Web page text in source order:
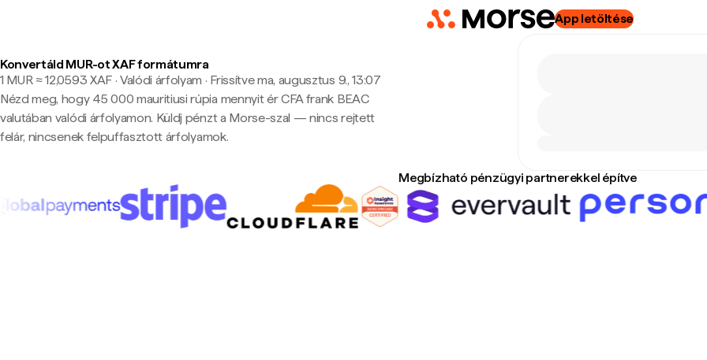
App letöltése
Konvertáld MUR-ot XAF formátumra
1 MUR ≈ 12,0593 XAF · Valódi árfolyam · Frissítve ma, augusztus 9., 13:07
Nézd meg, hogy 45 000 mauritiusi rúpia mennyit ér CFA frank BEAC
valutában valódi árfolyamon. Küldj pénzt a Morse-szal — nincs rejtett
felár, nincsenek felpuffasztott árfolyamok.
Megbízható pénzügyi partnerekkel építve